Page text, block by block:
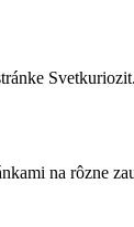
na rôzne